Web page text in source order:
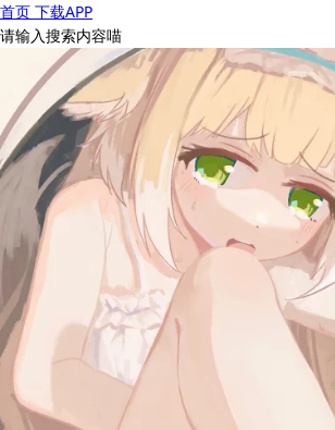
首页 下载APP
请输入搜索内容喵